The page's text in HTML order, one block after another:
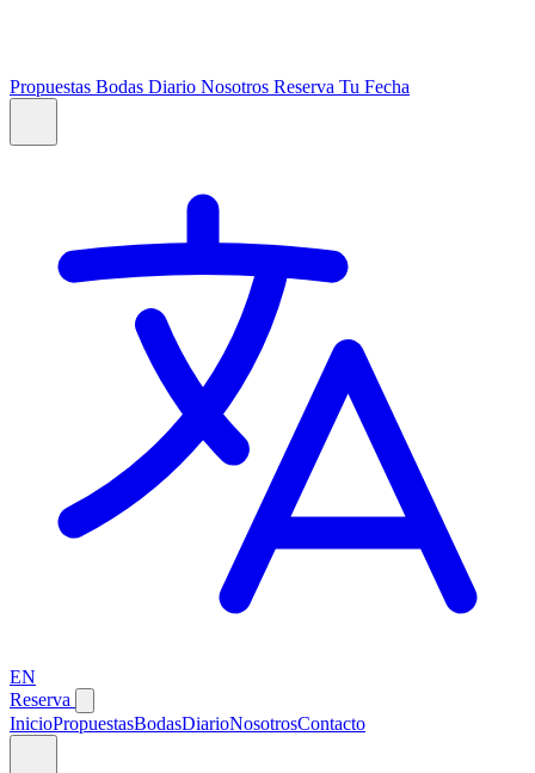
Propuestas Bodas Diario Nosotros Reserva Tu Fecha
EN
Reserva
InicioPropuestasBodasDiarioNosotrosContacto